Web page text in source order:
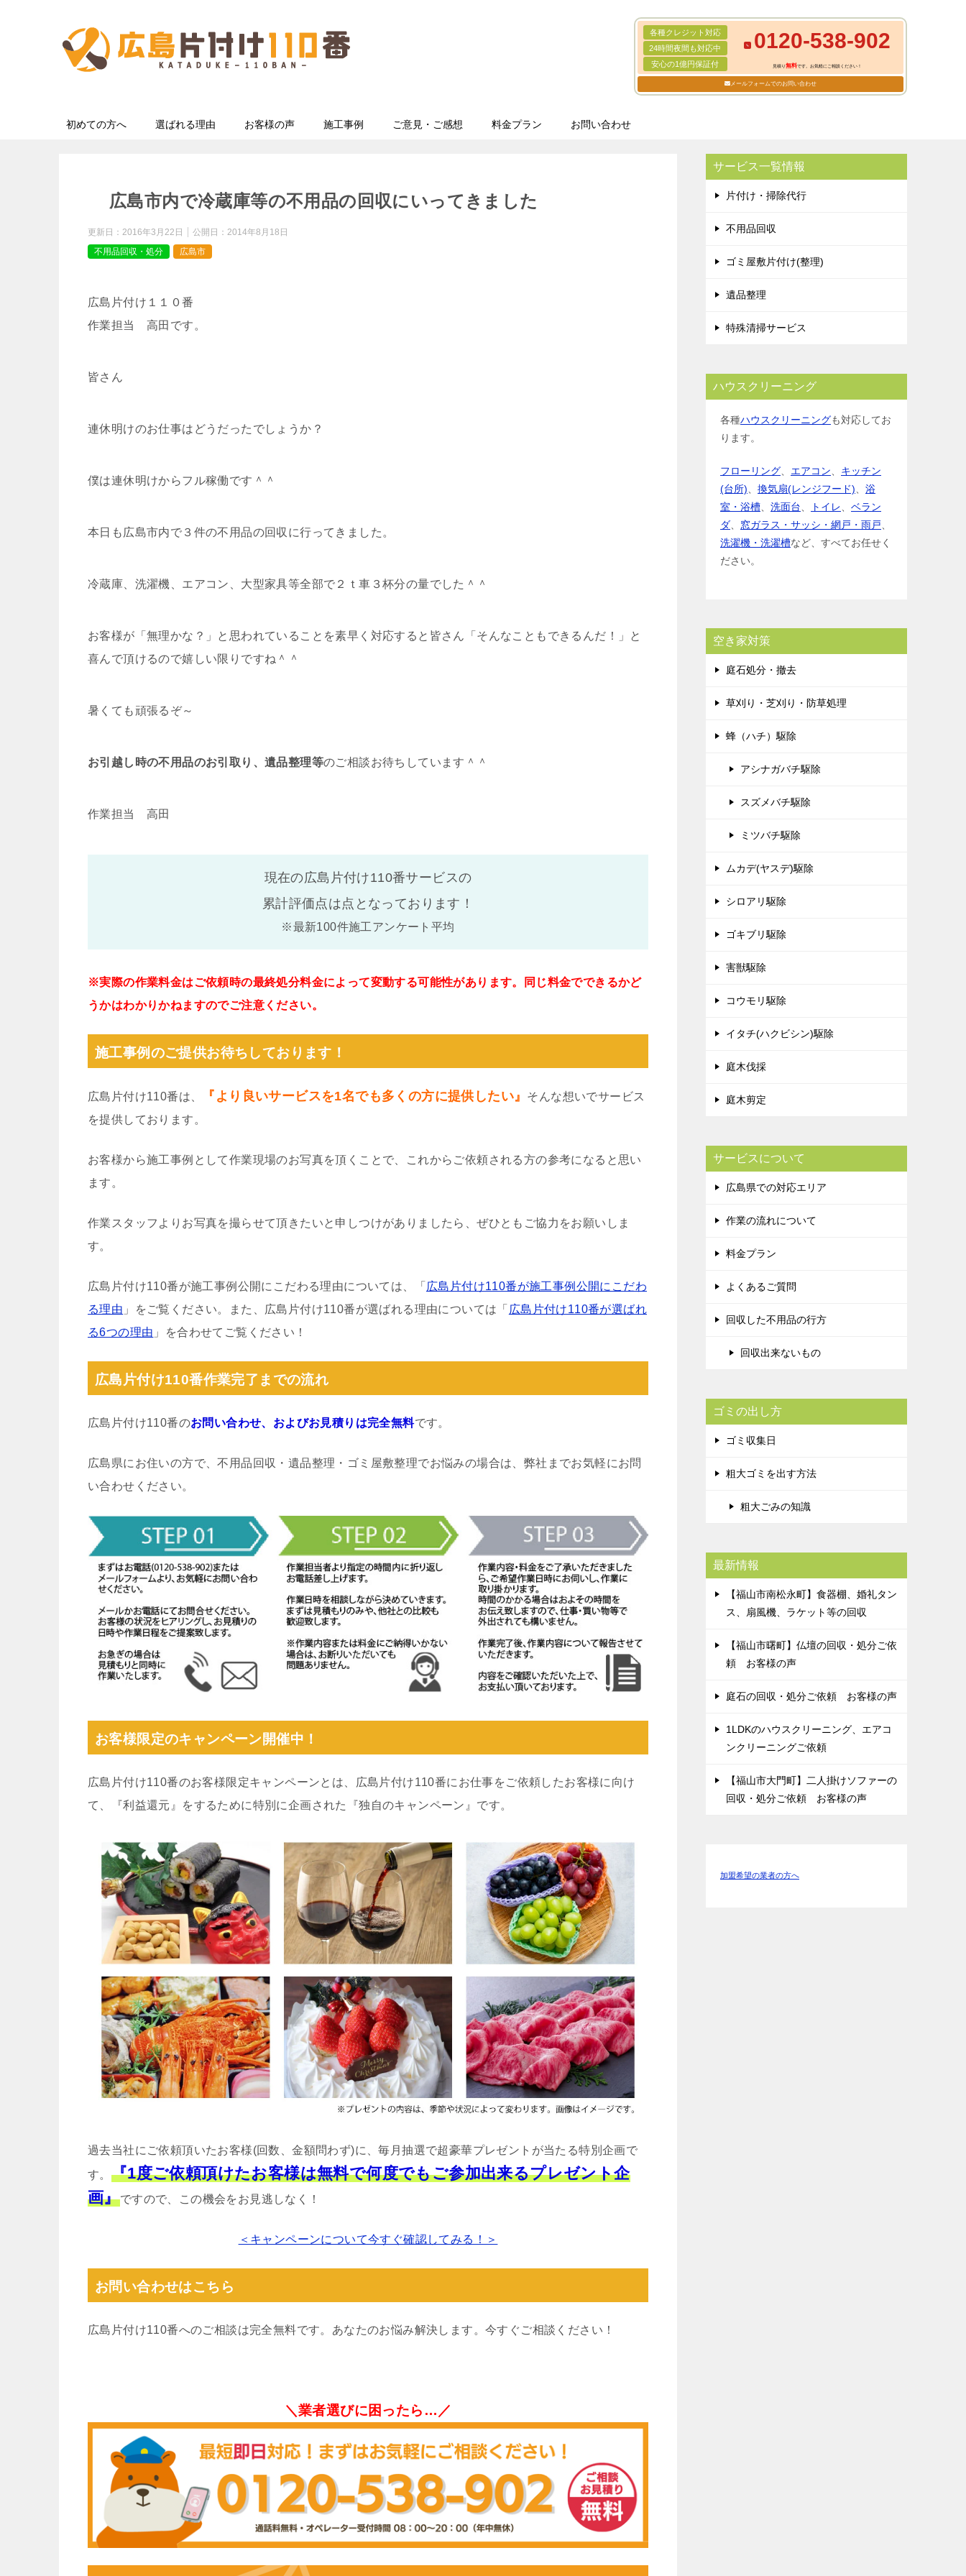
各種クレジット対応
24時間夜間も対応中
安心の1億円保証付
0120-538-902
見積り無料です。お気軽にご相談ください！
メールフォームでのお問い合わせ
初めての方へ 選ばれる理由 お客様の声 施工事例 ご意見・ご感想 料金プラン お問い合わせ
広島市内で冷蔵庫等の不用品の回収にいってきました
更新日： 2016年3月22日 公開日： 2014年8月18日
不用品回収・処分
広島市
広島片付け１１０番
作業担当 高田です。
皆さん
連休明けのお仕事はどうだったでしょうか？
僕は連休明けからフル稼働です＾＾
本日も広島市内で３件の不用品の回収に行ってきました。
冷蔵庫、洗濯機、エアコン、大型家具等全部で２ｔ車３杯分の量でした＾＾
お客様が「無理かな？」と思われていることを素早く対応すると皆さん「そんなこともできるんだ！」と
喜んで頂けるので嬉しい限りですね＾＾
暑くても頑張るぞ～
お引越し時の不用品のお引取り、遺品整理等のご相談お待ちしています＾＾
作業担当 高田
現在の広島片付け110番サービスの
累計評価点は点となっております！
※最新100件施工アンケート平均
※実際の作業料金はご依頼時の最終処分料金によって変動する可能性があります。同じ料金でできるかど
うかはわかりかねますのでご注意ください。
施工事例のご提供お待ちしております！
広島片付け110番は、 『より良いサービスを1名でも多くの方に提供したい』
そんな想いでサービス
を提供しております。
お客様から施工事例として作業現場のお写真を頂くことで、これからご依頼される方の参考になると思い
ます。
作業スタッフよりお写真を撮らせて頂きたいと申しつけがありましたら、ぜひともご協力をお願いしま
す。
広島片付け110番が施工事例公開にこだわる理由については、「 広島片付け110番が施工事例公開にこだわ
る理由 」をご覧ください。また、広島片付け110番が選ばれる理由については「 広島片付け110番が選ばれ
る6つの理由 」を合わせてご覧ください！
広島片付け110番作業完了までの流れ
広島片付け110番のお問い合わせ、およびお見積りは完全無料です。
広島県にお住いの方で、不用品回収・遺品整理・ゴミ屋敷整理でお悩みの場合は、弊社までお気軽にお問
い合わせください。
お客様限定のキャンペーン開催中！
広島片付け110番のお客様限定キャンペーンとは、広島片付け110番にお仕事をご依頼したお客様に向け
て、『利益還元』をするために特別に企画された『独自のキャンペーン』です。
過去当社にご依頼頂いたお客様(回数、金額問わず)に、毎月抽選で超豪華プレゼントが当たる特別企画で
す。 『1度ご依頼頂けたお客様は無料で何度でもご参加出来るプレゼント企
画』ですので、この機会をお見逃しなく！
＜キャンペーンについて今すぐ確認してみる！＞
お問い合わせはこちら
広島片付け110番へのご相談は完全無料です。あなたのお悩み解決します。今すぐご相談ください！
＼業者選びに困ったら…／
サービス一覧情報
片付け・掃除代行
不用品回収
ゴミ屋敷片付け(整理)
遺品整理
特殊清掃サービス
ハウスクリーニング
各種ハウスクリーニングも対応してお
ります。
フローリング エアコン
キッチン
(台所)
換気扇(レンジフード)
浴
室・浴槽
洗面台 トイレ
ベラン
ダ
窓ガラス・サッシ・網戸・雨戸
洗濯機・洗濯槽など、すべてお任せく
ださい。
空き家対策
庭石処分・撤去
草刈り・芝刈り・防草処理
蜂（ハチ）駆除
アシナガバチ駆除
スズメバチ駆除
ミツバチ駆除
ムカデ(ヤスデ)駆除
シロアリ駆除
ゴキブリ駆除
害獣駆除
コウモリ駆除
イタチ(ハクビシン)駆除
庭木伐採
庭木剪定
サービスについて
広島県での対応エリア
作業の流れについて
料金プラン
よくあるご質問
回収した不用品の行方
回収出来ないもの
ゴミの出し方
ゴミ収集日
粗大ゴミを出す方法
粗大ごみの知識
最新情報
【福山市南松永町】食器棚、婚礼タン
ス、扇風機、ラケット等の回収
【福山市曙町】仏壇の回収・処分ご依
頼 お客様の声
庭石の回収・処分ご依頼 お客様の声
1LDKのハウスクリーニング、エアコ
ンクリーニングご依頼
【福山市大門町】二人掛けソファーの
回収・処分ご依頼 お客様の声
加盟希望の業者の方へ